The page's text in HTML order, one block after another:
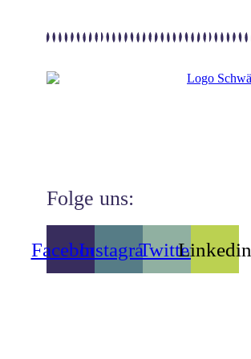
Folge uns:
FacebookInstagramTwitterLinkedin